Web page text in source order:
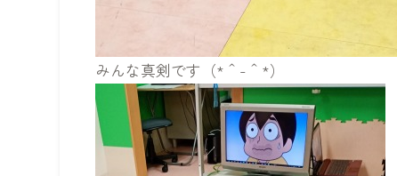
みんな真剣です（*＾-＾*）